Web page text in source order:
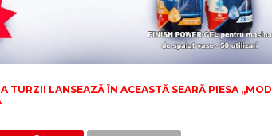
TURZII LANSEAZĂ ÎN ACEASTĂ SEARĂ PIESA „MOD